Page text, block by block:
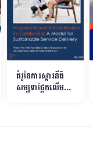
គំរូនៃការស្តារនីតិ
សម្បទាផ្អែកលើមន្ទីរ